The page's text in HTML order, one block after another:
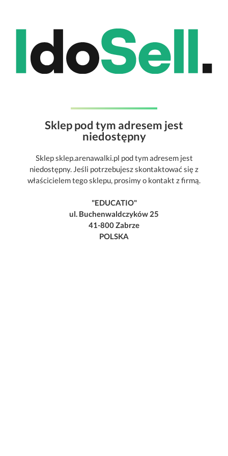
Sklep pod tym adresem jest
niedostępny
Sklep sklep.arenawalki.pl pod tym adresem jest
niedostępny. Jeśli potrzebujesz skontaktować się z
właścicielem tego sklepu, prosimy o kontakt z firmą.
"EDUCATIO"
ul. Buchenwaldczyków 25
41-800 Zabrze
POLSKA